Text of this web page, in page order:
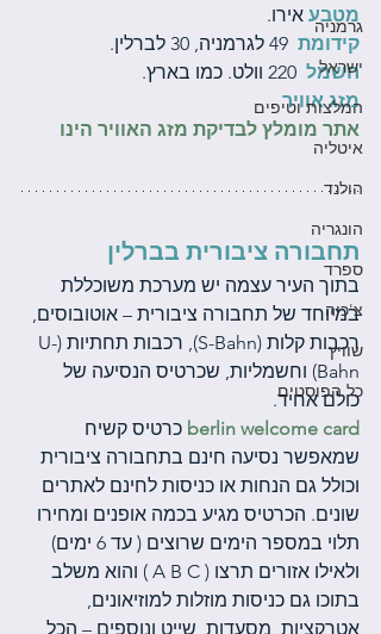
גרמניה
ישראל
המלצות וטיפים
איטליה
הולנד
הונגריה
ספרד
צ'כיה
שוויץ
כל הפוסטים
מטבע אירו.
קידומת 49 לגרמניה, 30 לברלין.
חשמל 220 וולט. כמו בארץ.
מזג אוויר
אתר מומלץ לבדיקת מזג האוויר הינו
תחבורה ציבורית בברלין
בתוך העיר עצמה יש מערכת משוכללת
במיוחד של תחבורה ציבורית – אוטובוסים,
רכבות קלות (S-Bahn), רכבות תחתיות (U-
Bahn) וחשמליות, שכרטיס הנסיעה של
כולם אחיד.
berlin welcome card כרטיס קשיח
שמאפשר נסיעה חינם בתחבורה ציבורית
וכולל גם הנחות או כניסות לחינם לאתרים
שונים. הכרטיס מגיע בכמה אופנים ומחירו
תלוי במספר הימים שרוצים ( עד 6 ימים)
ולאילו אזורים תרצו ( A B C ) והוא משלב
בתוכו גם כניסות מוזלות למוזיאונים,
אטרקציות, מסעדות, שייט ונוספים – הכל